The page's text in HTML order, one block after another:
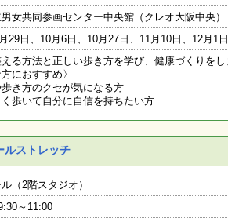
女共同参画センター中央館（クレオ大阪中央）
29日、10月6日、10月27日、11月10日、12
る方法と正しい歩き方を学び、健康づくりを
方におすすめ〉
歩き方のクセが気になる方
く歩いて自分に自信を持ちたい方
ルストレッチ
（2階スタジオ）
～11:00